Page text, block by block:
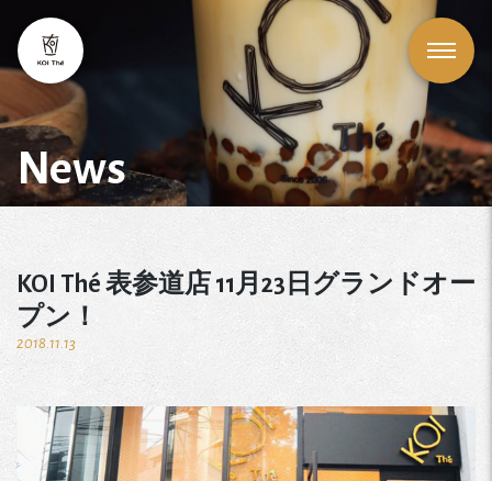
News
KOI Thé 表参道店 11月23日グランドオー
プン！
2018.11.13